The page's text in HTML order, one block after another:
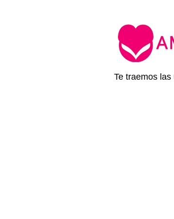
Te traemos